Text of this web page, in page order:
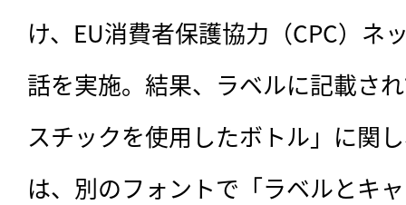
け、EU消費者保護協力（CPC）ネ
話を実施。結果、ラベルに記載さ
スチックを使用したボトル」に関
は、別のフォントで「ラベルとキ